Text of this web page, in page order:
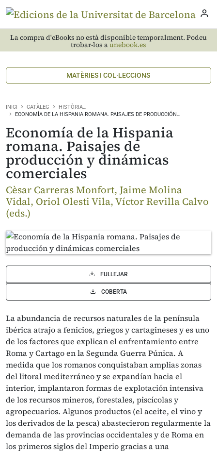
La compra d'eBooks no està disponible temporalment. Podeu
trobar-los aunebook.es
MATÈRIES I COL·LECCIONS
INICI CATÀLEG
HISTÒRIA…
ECONOMÍA DE LA HISPANIA ROMANA. PAISAJES DE PRODUCCIÓN…
Economía de la Hispania
romana. Paisajes de
producción y dinámicas
comerciales
Cèsar Carreras Monfort, Jaime Molina
Vidal, Oriol Olesti Vila, Víctor Revilla Calvo
(eds.)
FULLEJAR
COBERTA
La abundancia de recursos naturales de la península
ibérica atrajo a fenicios, griegos y cartagineses y es uno
de los factores que explican el enfrentamiento entre
Roma y Cartago en la Segunda Guerra Púnica. A
medida que los romanos conquistaban amplias zonas
del litoral mediterráneo y se expandían hacia el
interior, implantaron formas de explotación intensiva
de los recursos mineros, forestales, piscícolas y
agropecuarios. Algunos productos (el aceite, el vino y
los derivados de la pesca) abastecieron regularmente la
demanda de las provincias occidenta­les y de Roma en
los primeros siglos del Imperio gracias a una